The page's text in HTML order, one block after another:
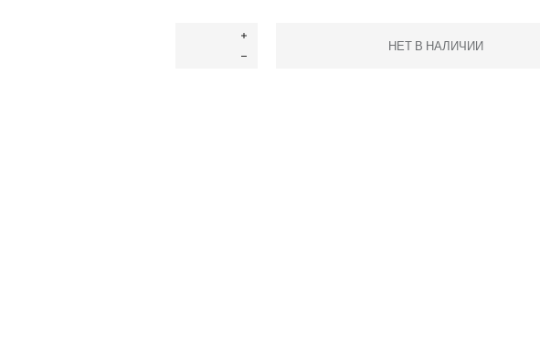
НЕТ В НАЛИЧИИ